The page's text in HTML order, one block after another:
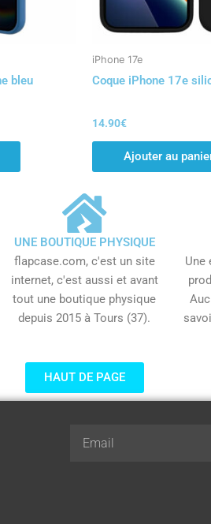
bleu
iPhone 17e
Coque iPhone 17e
14.90€
Ajouter au
UNE BOUTIQUE PHYSIQUE
flapcase.com, c'est un site
internet, c'est aussi et avant
tout une boutique physique
depuis 2015 à Tours (37).
Une
HAUT DE PAGE